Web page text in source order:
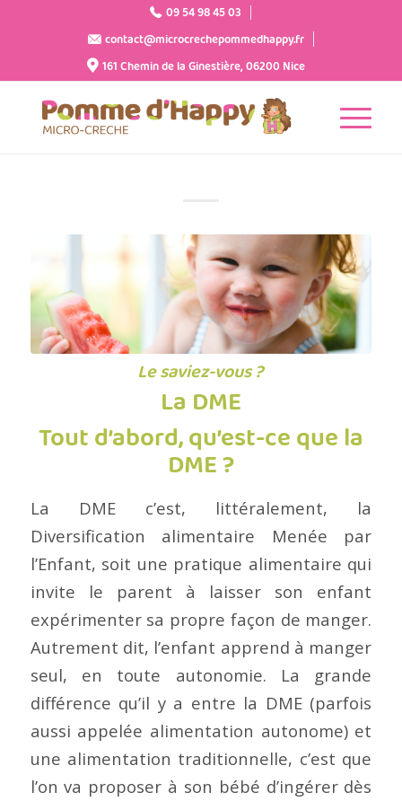
09 54 98 45 03
contact@microcrechepommedhappy.fr
161 Chemin de la Ginestière, 06200 Nice
Le saviez-vous ?
La DME
Tout d’abord, qu’est-ce que la
DME ?
La DME c’est, littéralement, la
Diversification alimentaire Menée par
l’Enfant, soit une pratique alimentaire qui
invite le parent à laisser son enfant
expérimenter sa propre façon de manger.
Autrement dit, l’enfant apprend à manger
seul, en toute autonomie. La grande
différence qu’il y a entre la DME (parfois
aussi appelée alimentation autonome) et
une alimentation traditionnelle, c’est que
l’on va proposer à son bébé d’ingérer dès